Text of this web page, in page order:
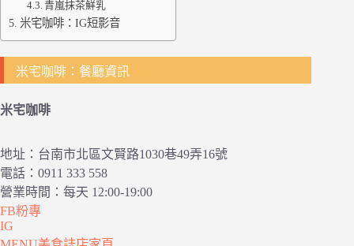
青嵐抹茶鮮乳
米宅咖啡：IG短影音
米宅咖啡：餐廳資訊
米宅咖啡
地址：台南市北區文賢路1030巷49弄16號
電話：0911 333 558
營業時間：每天 12:00-19:00
FB粉專
IG